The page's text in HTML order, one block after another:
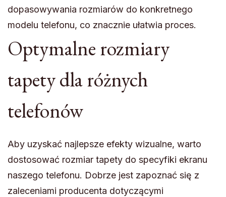
dopasowywania rozmiarów do konkretnego
modelu telefonu, co znacznie ułatwia proces.
Optymalne rozmiary
tapety dla różnych
telefonów
Aby uzyskać najlepsze efekty wizualne, warto
dostosować rozmiar tapety do specyfiki ekranu
naszego telefonu. Dobrze jest zapoznać się z
zaleceniami producenta dotyczącymi